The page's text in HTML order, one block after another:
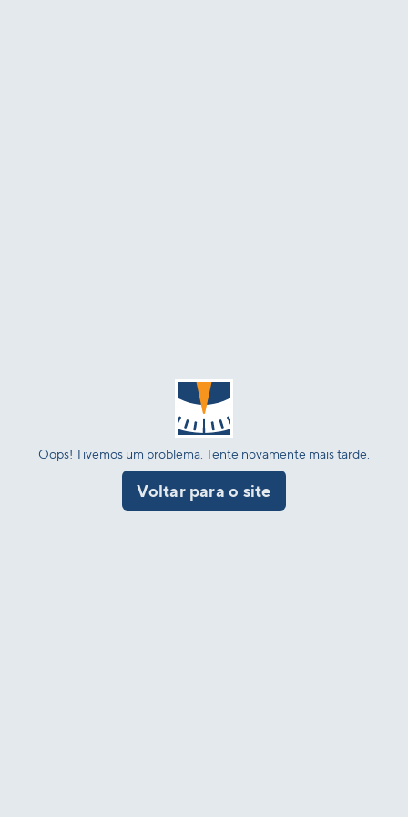
Oops! Tivemos um problema. Tente novamente mais tarde.
Voltar para o site